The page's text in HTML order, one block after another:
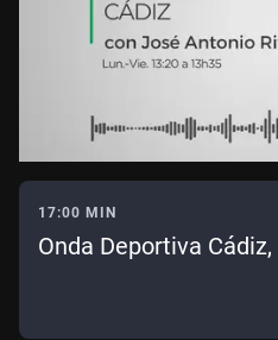
17:00 MIN
Onda Deportiva